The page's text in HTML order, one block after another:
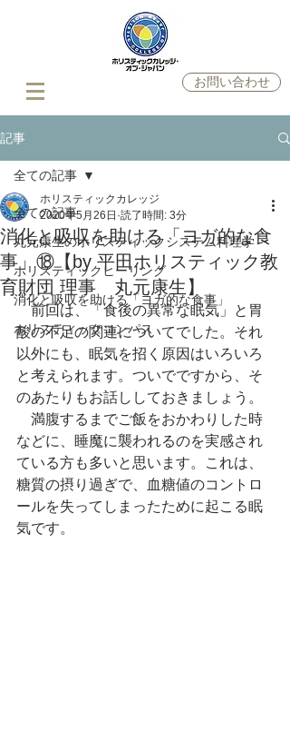
お問い合わせ
記事
全ての記事
丸元康生のホリスティックシステム料理学
ホリスティックヒーリング
消化と吸収を助ける「ヨガ的な食事」
ホリスティックコンパス
全ての記事
消化と吸収を助ける「ヨガ的な食
事」⑱【by 平田ホリスティック教
育財団 理事 丸元康生】
ホリスティックカレッジ
2020年5月26日 読了時間: 3分
前回は、「食後の異常な眠気」と胃
酸の不足の関連についてでした。それ
以外にも、眠気を招く原因はいろいろ
と考えられます。ついでですから、そ
のあたりもお話ししておきましょう。
満腹するまでご飯をおかわりした時
などに、睡魔に襲われるのを実感され
ている方も多いと思います。これは、
糖質の摂り過ぎで、血糖値のコントロ
ールを失ってしまったために起こる眠
気です。